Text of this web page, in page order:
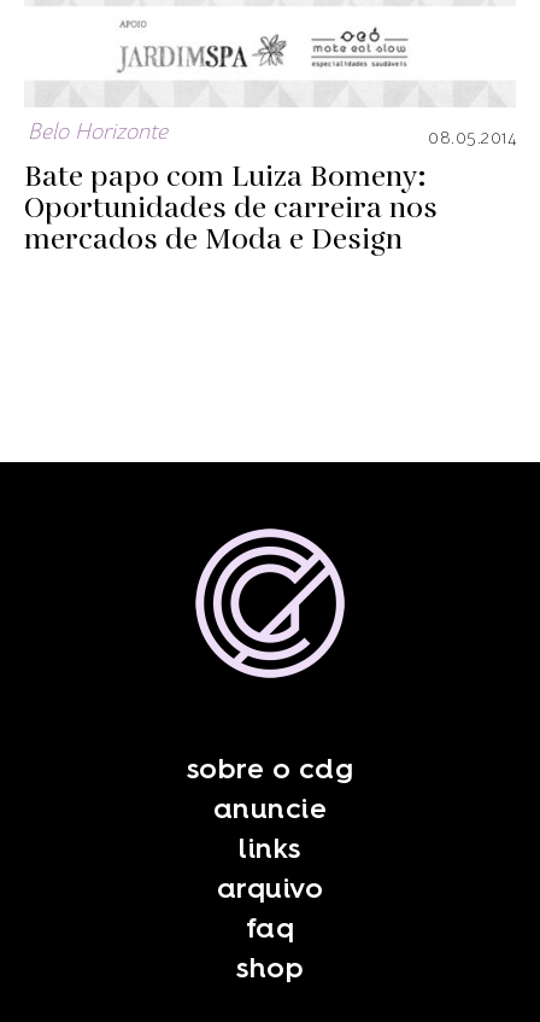
Belo Horizonte 08.05.2014
Bate papo com Luiza Bomeny:
Oportunidades de carreira nos
mercados de Moda e Design
sobre o cdg
anuncie
links
arquivo
faq
shop